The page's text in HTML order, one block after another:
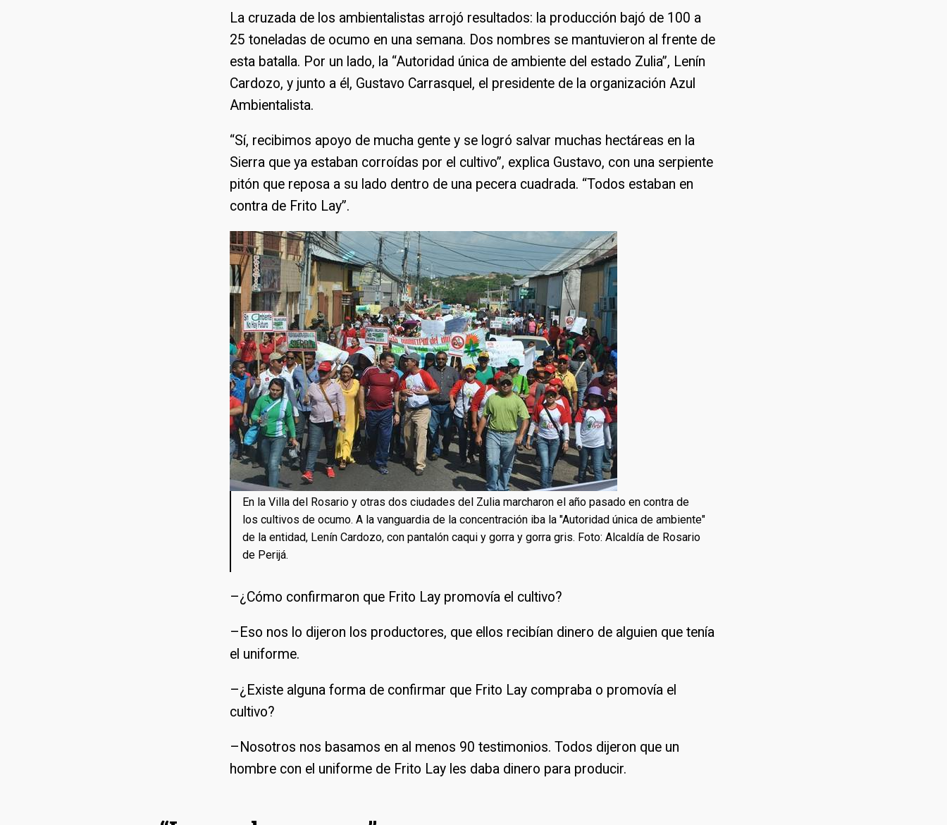
La cruzada de los ambientalistas arrojó resultados: la producción bajó de 100 a
25 toneladas de ocumo en una semana. Dos nombres se mantuvieron al frente de
esta batalla. Por un lado, la “Autoridad única de ambiente del estado Zulia”, Lenín
Cardozo, y junto a él, Gustavo Carrasquel, el presidente de la organización Azul
Ambientalista.
“Sí, recibimos apoyo de mucha gente y se logró salvar muchas hectáreas en la
Sierra que ya estaban corroídas por el cultivo”, explica Gustavo, con una serpiente
pitón que reposa a su lado dentro de una pecera cuadrada. “Todos estaban en
contra de Frito Lay”.
En la Villa del Rosario y otras dos ciudades del Zulia marcharon el año pasado en contra de
los cultivos de ocumo. A la vanguardia de la concentración iba la "Autoridad única de ambiente"
de la entidad, Lenín Cardozo, con pantalón caqui y gorra y gorra gris. Foto: Alcaldía de Rosario
de Perijá.
–¿Cómo confirmaron que Frito Lay promovía el cultivo?
–Eso nos lo dijeron los productores, que ellos recibían dinero de alguien que tenía
el uniforme.
–¿Existe alguna forma de confirmar que Frito Lay compraba o promovía el
cultivo?
–Nosotros nos basamos en al menos 90 testimonios. Todos dijeron que un
hombre con el uniforme de Frito Lay les daba dinero para producir.